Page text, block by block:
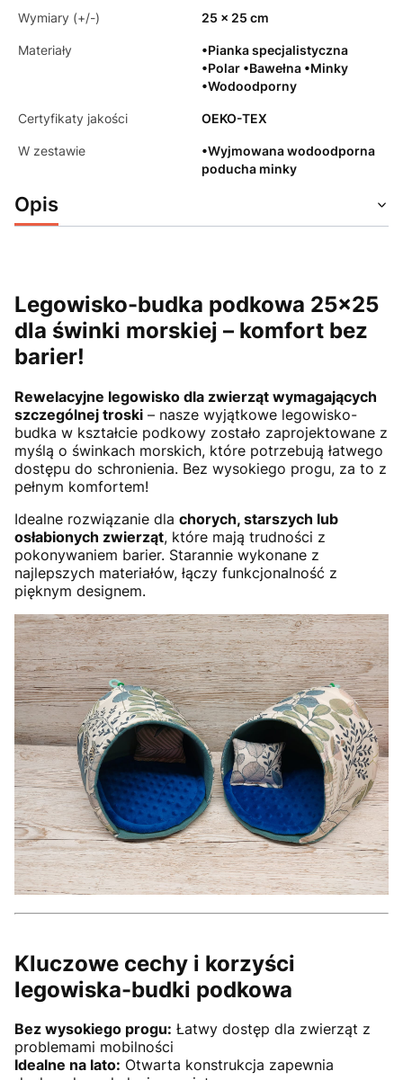
Wymiary (+/-) 25 x 25 cm
Materiały
•Pianka specjalistyczna
•Polar •Bawełna •Minky
•Wodoodporny
Certyfikaty jakości OEKO-TEX
W zestawie
•Wyjmowana wodoodporna
poducha minky
Opis
Legowisko-budka podkowa 25x25
dla świnki morskiej – komfort bez
barier!
Rewelacyjne legowisko dla zwierząt wymagających
szczególnej troski – nasze wyjątkowe legowisko-
budka w kształcie podkowy zostało zaprojektowane z
myślą o świnkach morskich, które potrzebują łatwego
dostępu do schronienia. Bez wysokiego progu, za to z
pełnym komfortem!
Idealne rozwiązanie dla chorych, starszych lub
osłabionych zwierząt, które mają trudności z
pokonywaniem barier. Starannie wykonane z
najlepszych materiałów, łączy funkcjonalność z
pięknym designem.
Kluczowe cechy i korzyści
legowiska-budki podkowa
Bez wysokiego progu: Łatwy dostęp dla zwierząt z
problemami mobilności
Idealne na lato: Otwarta konstrukcja zapewnia